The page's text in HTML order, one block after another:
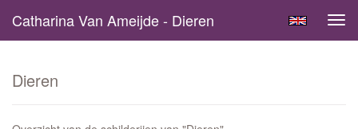
Catharina Van Ameijde - Dieren
Dieren